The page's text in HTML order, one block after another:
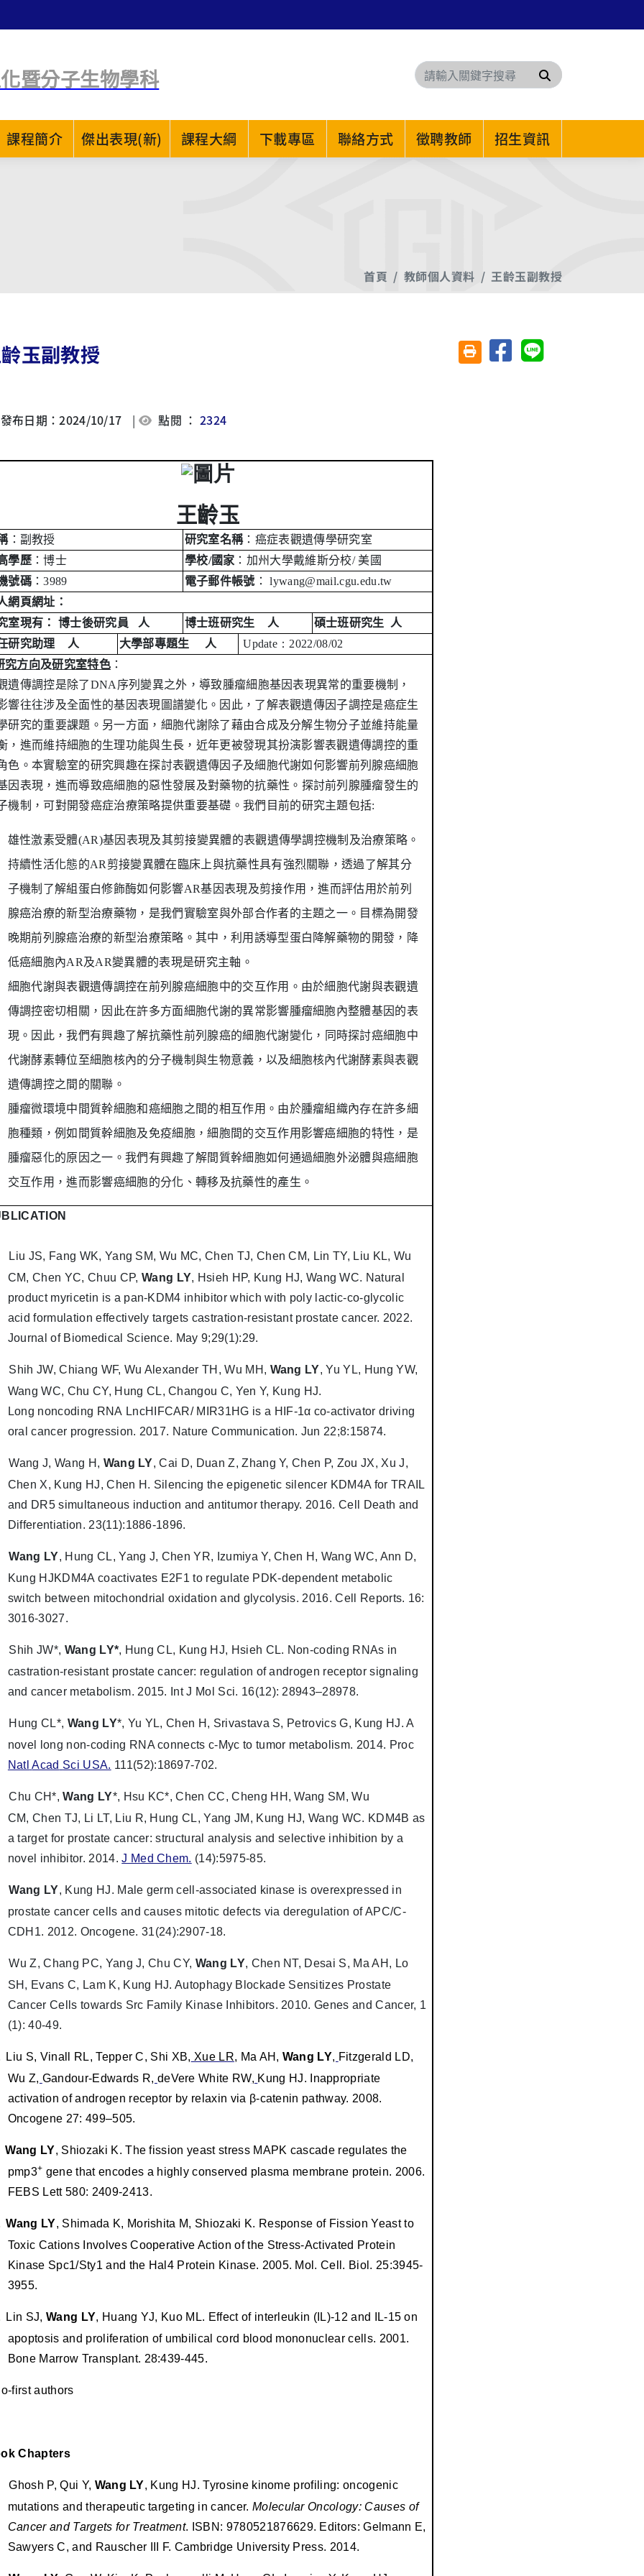
暨分子生物學科 搜尋
課程簡介 傑出表現(新) 課程大綱 下載專區 聯絡方式 徵聘教師 招生資訊
首頁 教師個人資料 王齡玉副教授
玉副教授 友善列印(另開視窗)
分享至臉書分享至 Line
發布日期：2024/10/17 | 點閱 ：2324
王齡玉
：副教授 研究室名稱：癌症表觀遺傳學研究室
學歷 ：博士 學校/國家 ：加州大學戴維斯分校/美國
號碼 ：3989 電子郵件帳號 ：
lywang@mail.cgu.edu.tw
網頁網址：
室現有：
博士後研究員 人 博士班研究生 人 碩士班研究生
人
研究助理
人 大學部專題生 人 Update ： 2022/08/02
究方向及研究室特色 ：
遺傳調控是除了DNA序列變異之外，導致腫瘤細胞基因表現異常的重要機制，
響往往涉及全面性的基因表現圖譜變化。因此，了解表觀遺傳因子調控是癌症生
研究的重要課題。另一方面，細胞代謝除了藉由合成及分解生物分子並維持能量
，進而維持細胞的生理功能與生長，近年更被發現其扮演影響表觀遺傳調控的重
色。本實驗室的研究興趣在探討表觀遺傳因子及細胞代謝如何影響前列腺癌細胞
因表現，進而導致癌細胞的惡性發展及對藥物的抗藥性。 探討前列腺腫瘤發生的
機制，可對開發癌症治療策略提供重要基礎。 我們目前的研究主題包括:
雄性激素受體(AR)基因表現及其剪接變異體的表觀遺傳學調控機制及治療策略。
持續性活化態的AR剪接變異體在臨床上與抗藥性具有強烈關聯，透過了解其分
子機制了解組蛋白修飾酶如何影響AR基因表現及剪接作用，進而評估用於前列
腺癌治療的新型治療藥物，是我們實驗室與外部合作者的主題之一。目標為開發
晚期前列腺癌治療的新型治療策略。其中，利用誘導型蛋白降解藥物的開發，降
低癌細胞內AR及AR變異體的表現是研究主軸。
細胞代謝與表觀遺傳調控在前列腺癌細胞中的交互作用。由於細胞代謝與表觀遺
傳調控密切相關，因此在許多方面細胞代謝的異常影響腫瘤細胞內整體基因的表
現。因此，我們有興趣了解抗藥性前列腺癌的細胞代謝變化，同時探討癌細胞中
代謝酵素轉位至細胞核內的分子機制與生物意義，以及細胞核內代謝酵素與表觀
遺傳調控之間的關聯。
腫瘤微環境中間質幹細胞和癌細胞之間的相互作用。由於腫瘤組織內存在許多細
胞種類，例如間質幹細胞及免疫細胞，細胞間的交互作用影響癌細胞的特性，是
腫瘤惡化的原因之一。我們有興趣了解間質幹細胞如何通過細胞外泌體與癌細胞
交互作用，進而影響癌細胞的分化、轉移及抗藥性的產生。
Liu JS, Fang WK, Yang SM, Wu MC, Chen TJ, Chen CM, Lin TY, Liu KL, Wu
CM, Chen YC, Chuu CP, Wang LY, Hsieh HP, Kung HJ, Wang WC. Natural
product myricetin is a pan-KDM4 inhibitor which with poly lactic-co-glycolic
acid formulation effectively targets castration-resistant prostate cancer. 2022.
Journal of Biomedical Science. May 9;29(1):29.
Shih JW, Chiang WF, Wu Alexander TH, Wu MH, Wang LY, Yu YL, Hung YW,
Wang WC, Chu CY, Hung CL, Changou C, Yen Y, Kung HJ.
Long noncoding RNA LncHIFCAR/ MIR31HG is a HIF-1α co-activator driving
oral cancer progression. 2017. Nature Communication. Jun 22;8:15874.
Wang J, Wang H, Wang LY, Cai D, Duan Z, Zhang Y, Chen P, Zou JX, Xu J,
Chen X, Kung HJ, Chen H. Silencing the epigenetic silencer KDM4A for TRAIL
and DR5 simultaneous induction and antitumor therapy. 2016. Cell Death and
Differentiation. 23(11):1886-1896.
Wang LY, Hung CL, Yang J, Chen YR, Izumiya Y, Chen H, Wang WC, Ann D,
Kung HJKDM4A coactivates E2F1 to regulate PDK-dependent metabolic
switch between mitochondrial oxidation and glycolysis. 2016. Cell Reports. 16:
3016-3027.
Shih JW*, Wang LY*, Hung CL, Kung HJ, Hsieh CL. Non-coding RNAs in
castration-resistant prostate cancer: regulation of androgen receptor signaling
and cancer metabolism. 2015. Int J Mol Sci. 16(12): 28943–28978.
Hung CL*, Wang LY*, Yu YL, Chen H, Srivastava S, Petrovics G, Kung HJ. A
novel long non-coding RNA connects c-Myc to tumor metabolism. 2014. Proc
Natl Acad Sci USA. 111(52):18697-702.
Chu CH*,Wang LY*, Hsu KC*, Chen CC, Cheng HH, Wang SM, Wu
CM, Chen TJ, Li LT, Liu R, Hung CL, Yang JM, Kung HJ, Wang WC. KDM4B as
a target for prostate cancer: structural analysis and selective inhibition by a
novel inhibitor. 2014.J Med Chem. (14):5975-85.
Wang LY, Kung HJ. Male germ cell-associated kinase is overexpressed in
prostate cancer cells and causes mitotic defects via deregulation of APC/C-
CDH1. 2012. Oncogene. 31(24):2907-18.
Wu Z, Chang PC, Yang J, Chu CY, Wang LY, Chen NT, Desai S, Ma AH, Lo
SH, Evans C, Lam K, Kung HJ. Autophagy Blockade Sensitizes Prostate
Cancer Cells towards Src Family Kinase Inhibitors. 2010. Genes and Cancer, 1
(1): 40-49.
Liu S, Vinall RL, Tepper C, Shi XB, Xue LR, Ma AH, Wang LY, Fitzgerald LD,
Wu Z, Gandour-Edwards R, deVere White RW, Kung HJ. Inappropriate
activation of androgen receptor by relaxin via β-catenin pathway. 2008.
Oncogene 27: 499–505.
Wang LY, Shiozaki K. The fission yeast stress MAPK cascade regulates the
pmp3+ gene that encodes a highly conserved plasma membrane protein. 2006.
FEBS Lett 580: 2409-2413.
Wang LY, Shimada K, Morishita M, Shiozaki K. Response of Fission Yeast to
Toxic Cations Involves Cooperative Action of the Stress-Activated Protein
Kinase Spc1/Sty1 and the Hal4 Protein Kinase. 2005. Mol. Cell. Biol. 25:3945-
3955.
Lin SJ,Wang LY, Huang YJ, Kuo ML. Effect of interleukin (IL)-12 and IL-15 on
apoptosis and proliferation of umbilical cord blood mononuclear cells. 2001.
Bone Marrow Transplant. 28:439-445.
first authors
Chapters
Ghosh P, Qui Y, Wang LY, Kung HJ. Tyrosine kinome profiling: oncogenic
mutations and therapeutic targeting in cancer. Molecular Oncology: Causes of
Cancer and Targets for Treatment. ISBN: 9780521876629. Editors: Gelmann E,
Sawyers C, and Rauscher III F. Cambridge University Press. 2014.